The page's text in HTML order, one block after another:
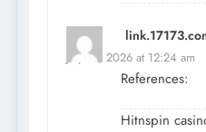
July 13, 2026 at 12:24 am
References:
Hitnspin